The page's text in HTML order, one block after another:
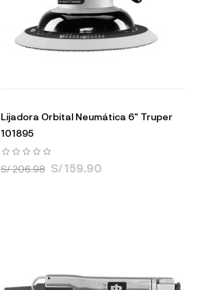
Lijadora Orbital Neumática 6" Truper
101895
S/ 206.98 S/ 159.90